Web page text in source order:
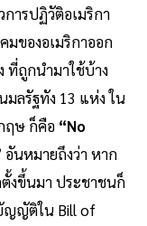
ารปฏิวัติอเมริกา
ของอเมริกาออก
ที่ถูกนำมาใช้บ้าง
ลรัฐทัง 13 แห่ง ใน
ฤษ ก็คือ “No
อันหมายถึงว่า หาก
งขึ้นมา ประชาชนก็
ญญัติใน Bill of